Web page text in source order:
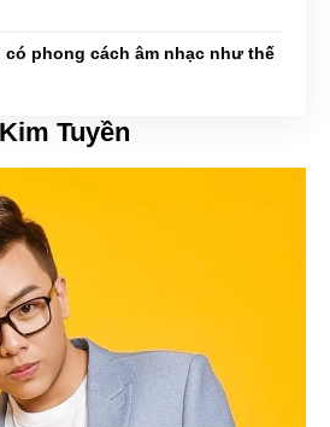
có phong cách âm nhạc như thế
Tuyền